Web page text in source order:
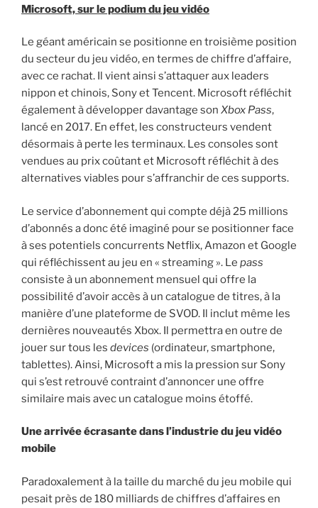
Microsoft, sur le podium du jeu vidéo
Le géant américain se positionne en troisième position
du secteur du jeu vidéo, en termes de chiffre d’affaire,
avec ce rachat. Il vient ainsi s’attaquer aux leaders
nippon et chinois, Sony et Tencent. Microsoft réfléchit
également à développer davantage son Xbox Pass,
lancé en 2017. En effet, les constructeurs vendent
désormais à perte les terminaux. Les consoles sont
vendues au prix coûtant et Microsoft réfléchit à des
alternatives viables pour s’affranchir de ces supports.
Le service d’abonnement qui compte déjà 25 millions
d’abonnés a donc été imaginé pour se positionner face
à ses potentiels concurrents Netflix, Amazon et Google
qui réfléchissent au jeu en « streaming ». Le pass
consiste à un abonnement mensuel qui offre la
possibilité d’avoir accès à un catalogue de titres, à la
manière d’une plateforme de SVOD. Il inclut même les
dernières nouveautés Xbox. Il permettra en outre de
jouer sur tous les devices (ordinateur, smartphone,
tablettes). Ainsi, Microsoft a mis la pression sur Sony
qui s’est retrouvé contraint d’annoncer une offre
similaire mais avec un catalogue moins étoffé.
Une arrivée écrasante dans l’industrie du jeu vidéo
mobile
Paradoxalement à la taille du marché du jeu mobile qui
pesait près de 180 milliards de chiffres d’affaires en